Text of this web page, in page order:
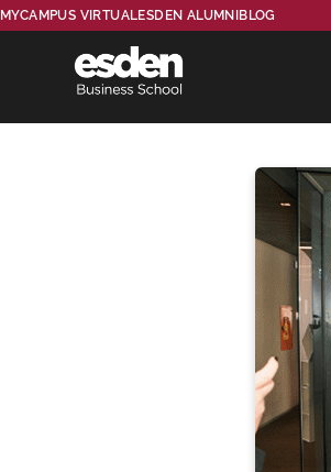
MYCAMPUS VIRTUALESDEN ALUMNI BLOG